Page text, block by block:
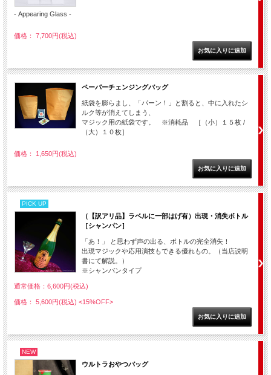
- Appearing Glass -
価格： 7,700円(税込)
ペーパーチェンジングバッグ
紙袋を膨らまし、「パーン！」と割ると、中に入れたシ
ルク等が消えてしまう、
マジック用の紙袋です。 ※消耗品 ［（小）１５枚 /
（大）１０枚］
価格： 1,650円(税込)
PICK UP
（【訳アリ品】ラベルに一部はげ有）出現・消失ボトル
［シャンパン］
「あ！」 と思わず声の出る、ボトルの完全消失！
出現マジックや応用演技もできる優れもの。（当店説明
書にて解説。）
※シャンパンタイプ
通常価格：6,600円(税込)
価格： 5,600円(税込) <15%OFF>
NEW
ウルトラおやつバッグ